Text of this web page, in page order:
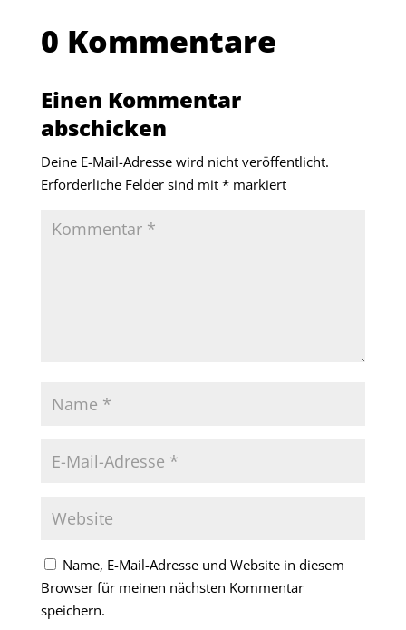
0 Kommentare
Einen Kommentar
abschicken
Deine E-Mail-Adresse wird nicht veröffentlicht.
Erforderliche Felder sind mit *markiert
Name, E-Mail-Adresse und Website in diesem
Browser für meinen nächsten Kommentar
speichern.